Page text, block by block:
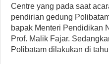
Centre yang pada saat
pendirian gedung
bapak Menteri Pendidikan
Prof. Malik Fajar.
Polibatam dilakukan di